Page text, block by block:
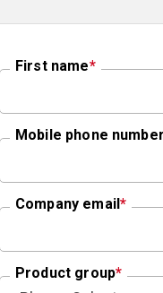
First name*
Mobile phone
Company email*
Product group*